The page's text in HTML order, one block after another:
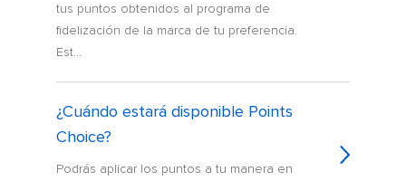
tus puntos obtenidos al programa de
fidelización de la marca de tu preferencia.
Est...
¿Cuándo estará disponible Points
Choice?
Podrás aplicar los puntos a tu manera en